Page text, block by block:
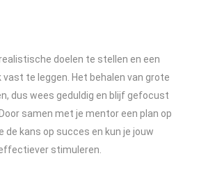
doelen te stellen en een
te leggen. Het behalen van grote
dus wees geduldig en blijf gefocust
samen met je mentor een plan op
de kans op succes en kun je jouw
stimuleren.